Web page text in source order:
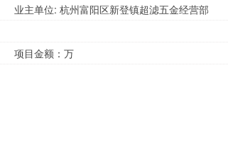
业主单位: 杭州富阳区新登镇超滤五金经营部
项目金额：万